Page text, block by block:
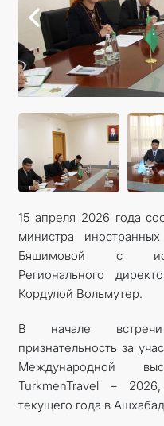
15 апреля 2026 года
министра
Бяшимовой с
Регионального
Кордулой Вольмутер.
В начале
признательность за
Международной
TurkmenTravel –
текущего года в